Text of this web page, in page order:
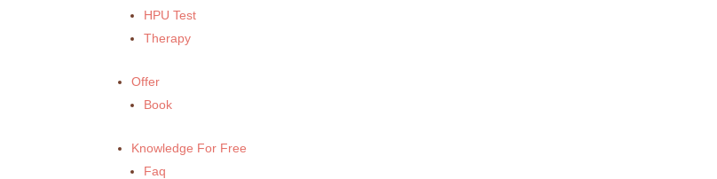
HPU Test
Therapy
Offer
Book
Knowledge For Free
Faq